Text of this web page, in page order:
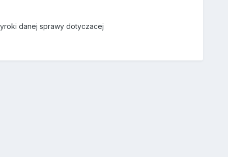
danej sprawy dotyczacej